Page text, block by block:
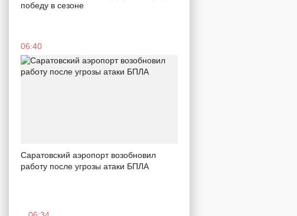
победу в сезоне
06:40
Саратовский аэропорт возобновил
работу после угрозы атаки БПЛА